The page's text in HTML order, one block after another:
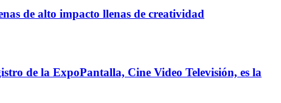
de alto impacto llenas de creatividad
de la ExpoPantalla, Cine Video Televisión, es la